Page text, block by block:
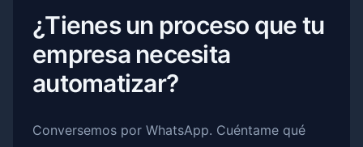
¿Tienes un proceso que tu
empresa necesita
automatizar?
Conversemos por WhatsApp. Cuéntame qué